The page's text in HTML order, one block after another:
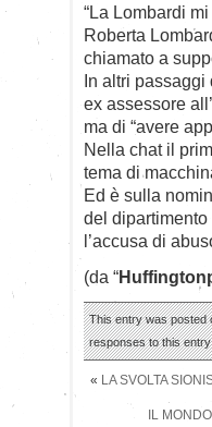
“La Lombardi
Roberta
chiamato a
In altri passaggi
ex assessore
ma di “avere
Nella chat il
tema di
Ed è sulla
del
l’accusa di
(da “
This entry was posted
responses to this
« LA SVOLTA
IL